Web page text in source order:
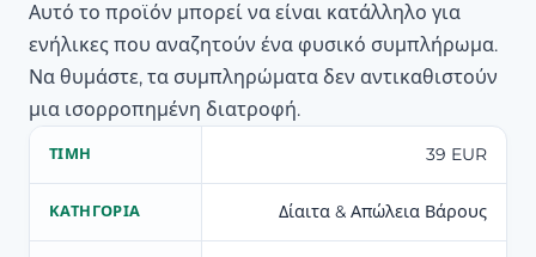
Αυτό το προϊόν μπορεί να είναι κατάλληλο για
ενήλικες που αναζητούν ένα φυσικό συμπλήρωμα.
Να θυμάστε, τα συμπληρώματα δεν αντικαθιστούν
μια ισορροπημένη διατροφή.
ΤΙΜΉ 39 EUR
ΚΑΤΗΓΟΡΊΑ Δίαιτα & Απώλεια Βάρους